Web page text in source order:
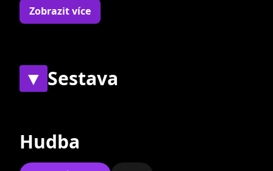
V roce 2017 se utvořilo zbrusu nové složení, a
vám opět dopřeje pořádný lidový nátěr.
Zobrazit více
▼ Sestava
Hudba